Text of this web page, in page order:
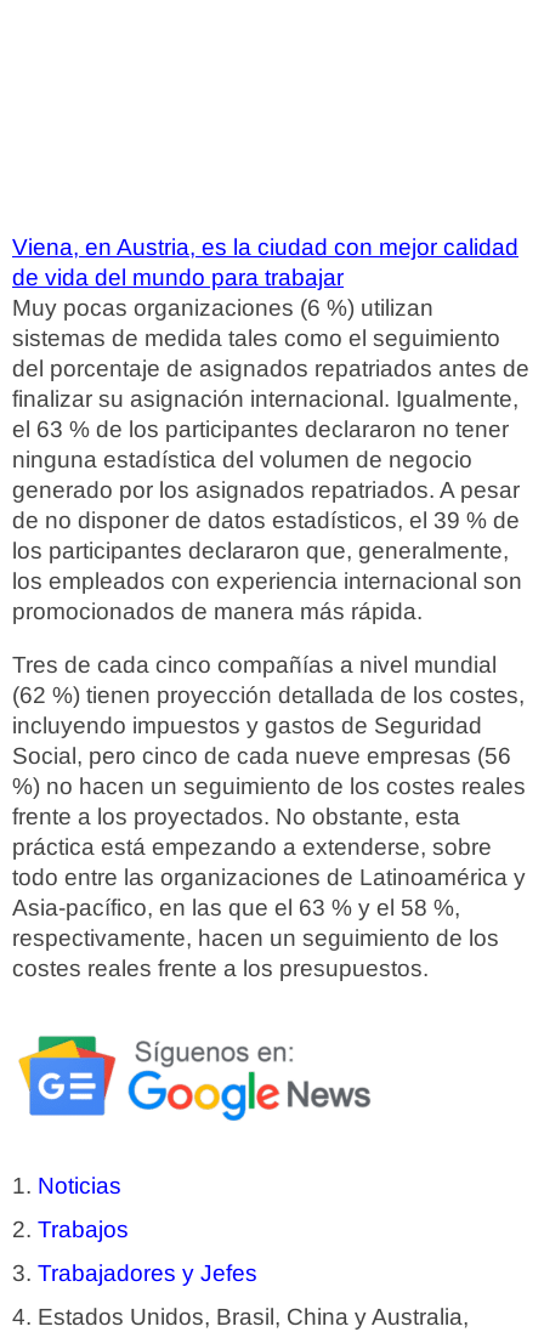
Viena, en Austria, es la ciudad con mejor calidad
de vida del mundo para trabajar
Muy pocas organizaciones (6 %) utilizan
sistemas de medida tales como el seguimiento
del porcentaje de asignados repatriados antes de
finalizar su asignación internacional. Igualmente,
el 63 % de los participantes declararon no tener
ninguna estadística del volumen de negocio
generado por los asignados repatriados. A pesar
de no disponer de datos estadísticos, el 39 % de
los participantes declararon que, generalmente,
los empleados con experiencia internacional son
promocionados de manera más rápida.
Tres de cada cinco compañías a nivel mundial
(62 %) tienen proyección detallada de los costes,
incluyendo impuestos y gastos de Seguridad
Social, pero cinco de cada nueve empresas (56
%) no hacen un seguimiento de los costes reales
frente a los proyectados. No obstante, esta
práctica está empezando a extenderse, sobre
todo entre las organizaciones de Latinoamérica y
Asia-pacífico, en las que el 63 % y el 58 %,
respectivamente, hacen un seguimiento de los
costes reales frente a los presupuestos.
Noticias
Trabajos
Trabajadores y Jefes
Estados Unidos, Brasil, China y Australia,